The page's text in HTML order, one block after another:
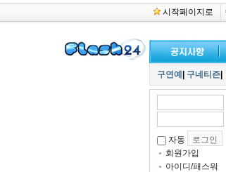
시작페이지로
구연예 구네티즌
자동
회원가입
아이디/패스워